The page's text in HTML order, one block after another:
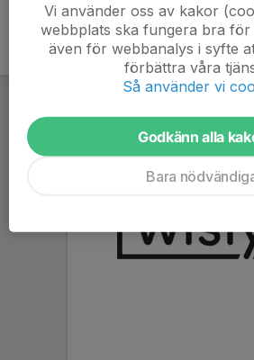
Vi använder oss av kakor
webbplats ska fungera bra för
även för webbanalys i syfte
förbättra våra
Så använder vi
Godkänn alla
Bara